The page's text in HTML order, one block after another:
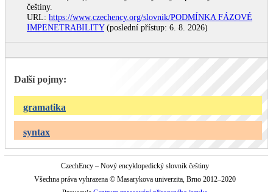
češtiny.
URL: https://www.czechency.org/slovnik/PODMÍNKA FÁZOVÉ
IMPENETRABILITY(poslední přístup: 6. 8. 2026)
Další pojmy:
gramatika
syntax
CzechEncy – Nový encyklopedický slovník češtiny
Všechna práva vyhrazena © Masarykova univerzita, Brno 2012–2020